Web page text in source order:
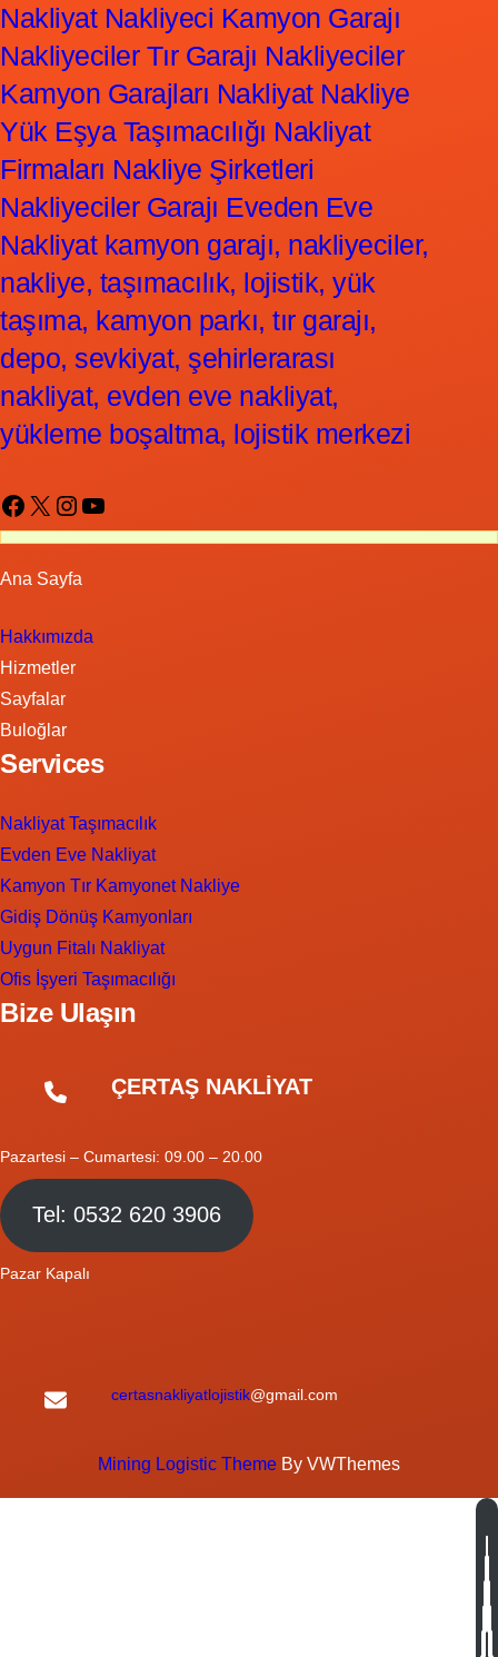
Nakliyat Nakliyeci Kamyon Garajı
Nakliyeciler Tır Garajı Nakliyeciler
Kamyon Garajları Nakliyat Nakliye
Yük Eşya Taşımacılığı Nakliyat
Firmaları Nakliye Şirketleri
Nakliyeciler Garajı Eveden Eve
Nakliyat kamyon garajı, nakliyeciler,
nakliye, taşımacılık, lojistik, yük
taşıma, kamyon parkı, tır garajı,
depo, sevkiyat, şehirlerarası
nakliyat, evden eve nakliyat,
yükleme boşaltma, lojistik merkezi
Facebook X Instagram YouTube
Ana Sayfa
Hakkımızda
Hizmetler
Sayfalar
Buloğlar
Services
Nakliyat Taşımacılık
Evden Eve Nakliyat
Kamyon Tır Kamyonet Nakliye
Gidiş Dönüş Kamyonları
Uygun Fitalı Nakliyat
Ofis İşyeri Taşımacılığı
Bize Ulaşın
ÇERTAŞ NAKLİYAT
Pazartesi – Cumartesi: 09.00 – 20.00
Tel: 0532 620 3906
Pazar Kapalı
certasnakliyatlojistik@gmail.com
Mining Logistic Theme By VWThemes